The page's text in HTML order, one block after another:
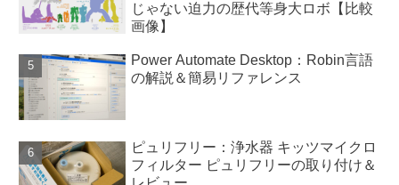
じゃない迫力の歴代等身大ロボ【比較
画像】
Power Automate Desktop：Robin言語
の解説＆簡易リファレンス
ピュリフリー：浄水器 キッツマイクロ
フィルター ピュリフリーの取り付け＆